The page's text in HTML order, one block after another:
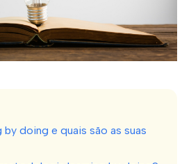
by doing e quais são as suas